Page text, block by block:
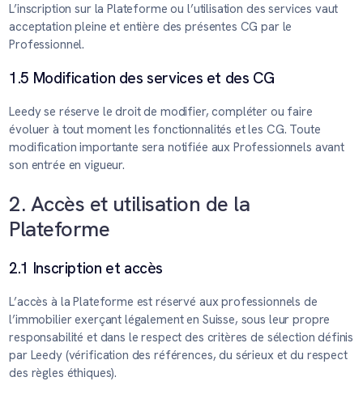
L’inscription sur la Plateforme ou l’utilisation des services vaut
acceptation pleine et entière des présentes CG par le
Professionnel.
1.5 Modification des services et des CG
Leedy se réserve le droit de modifier, compléter ou faire
évoluer à tout moment les fonctionnalités et les CG. Toute
modification importante sera notifiée aux Professionnels avant
son entrée en vigueur.
2. Accès et utilisation de la
Plateforme
2.1 Inscription et accès
L’accès à la Plateforme est réservé aux professionnels de
l’immobilier exerçant légalement en Suisse, sous leur propre
responsabilité et dans le respect des critères de sélection définis
par Leedy (vérification des références, du sérieux et du respect
des règles éthiques).